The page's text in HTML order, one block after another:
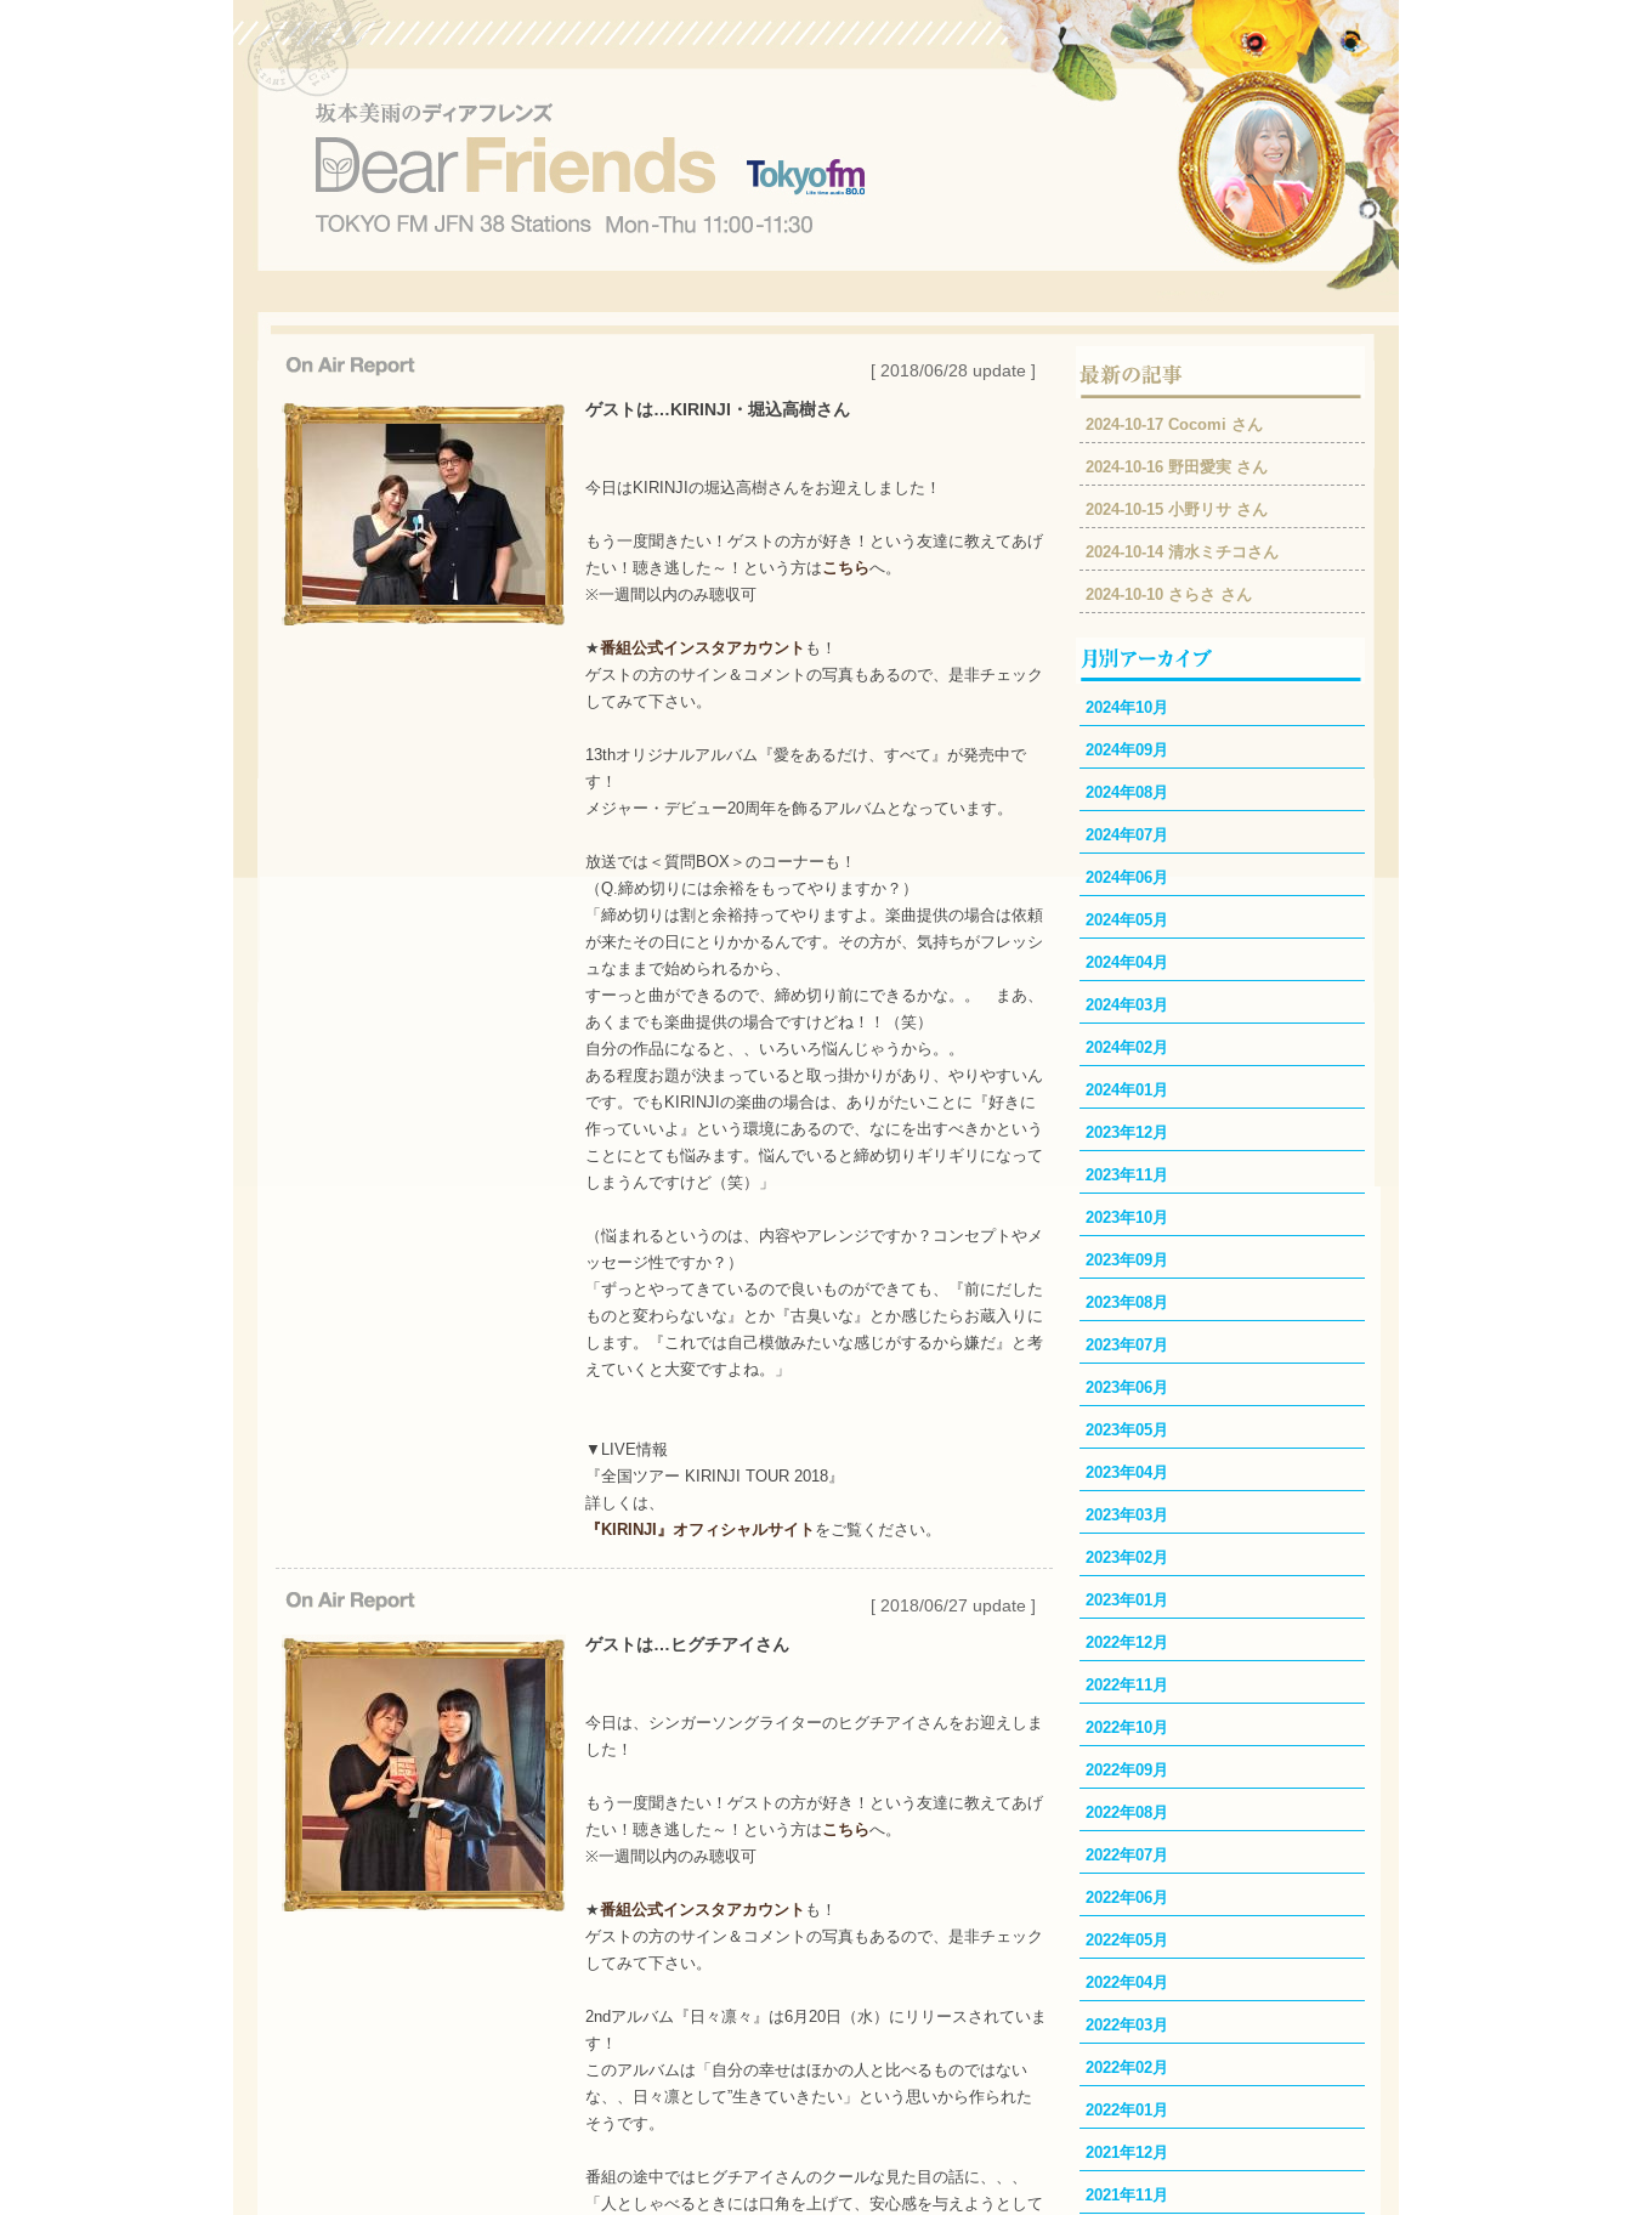
[ 2018/06/28 update ]
ゲストは…KIRINJI・堀込高樹さん
今日はKIRINJIの堀込高樹さんをお迎えしました！
もう一度聞きたい！ゲストの方が好き！という友達に教えてあげ
たい！聴き逃した～！という方はこちらへ。
※一週間以内のみ聴収可
★番組公式インスタアカウント も！
ゲストの方のサイン＆コメントの写真もあるので、是非チェック
してみて下さい。
13thオリジナルアルバム『愛をあるだけ、すべて』が発売中で
す！
メジャー・デビュー20周年を飾るアルバムとなっています。
放送では＜質問BOX＞のコーナーも！
（Q.締め切りには余裕をもってやりますか？）
「締め切りは割と余裕持ってやりますよ。楽曲提供の場合は依頼
が来たその日にとりかかるんです。その方が、気持ちがフレッシ
ュなままで始められるから、
すーっと曲ができるので、締め切り前にできるかな。。 まあ、
あくまでも楽曲提供の場合ですけどね！！（笑）
自分の作品になると、、いろいろ悩んじゃうから。。
ある程度お題が決まっていると取っ掛かりがあり、やりやすいん
です。でもKIRINJIの楽曲の場合は、ありがたいことに『好きに
作っていいよ』という環境にあるので、なにを出すべきかという
ことにとても悩みます。悩んでいると締め切りギリギリになって
しまうんですけど（笑）」
（悩まれるというのは、内容やアレンジですか？コンセプトやメ
ッセージ性ですか？）
「ずっとやってきているので良いものができても、『前にだした
ものと変わらないな』とか『古臭いな』とか感じたらお蔵入りに
します。『これでは自己模倣みたいな感じがするから嫌だ』と考
えていくと大変ですよね。」
▼LIVE情報
『全国ツアー KIRINJI TOUR 2018』
詳しくは、
『KIRINJI』オフィシャルサイト をご覧ください。
[ 2018/06/27 update ]
ゲストは…ヒグチアイさん
今日は、シンガーソングライターのヒグチアイさんをお迎えしま
した！
もう一度聞きたい！ゲストの方が好き！という友達に教えてあげ
たい！聴き逃した～！という方はこちらへ。
※一週間以内のみ聴収可
★番組公式インスタアカウント も！
ゲストの方のサイン＆コメントの写真もあるので、是非チェック
してみて下さい。
2ndアルバム『日々凛々』は6月20日（水）にリリースされていま
す！
このアルバムは「自分の幸せはほかの人と比べるものではない
な、、日々凛として”生きていきたい」という思いから作られた
そうです。
番組の途中ではヒグチアイさんのクールな見た目の話に、、、
「人としゃべるときには口角を上げて、安心感を与えようとして
2024-10-17 Cocomi さん
2024-10-16 野田愛実 さん
2024-10-15 小野リサ さん
2024-10-14 清水ミチコさん
2024-10-10 さらさ さん
2024年10月
2024年09月
2024年08月
2024年07月
2024年06月
2024年05月
2024年04月
2024年03月
2024年02月
2024年01月
2023年12月
2023年11月
2023年10月
2023年09月
2023年08月
2023年07月
2023年06月
2023年05月
2023年04月
2023年03月
2023年02月
2023年01月
2022年12月
2022年11月
2022年10月
2022年09月
2022年08月
2022年07月
2022年06月
2022年05月
2022年04月
2022年03月
2022年02月
2022年01月
2021年12月
2021年11月